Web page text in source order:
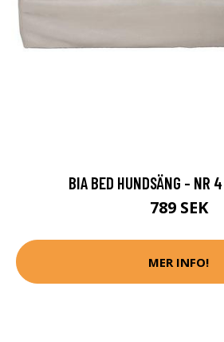
BIA BED HUNDSÄNG - NR
789 SEK
MER INFO!